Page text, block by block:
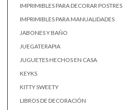
IMPRIMIBLES PARA DECORAR POSTRES
IMPRIMIBLES PARA MANUALIDADES
JABONES Y BAÑO
JUEGATERAPIA
JUGUETES HECHOS EN CASA
KEYKS
KITTY SWEETY
LIBROS DE DECORACIÓN